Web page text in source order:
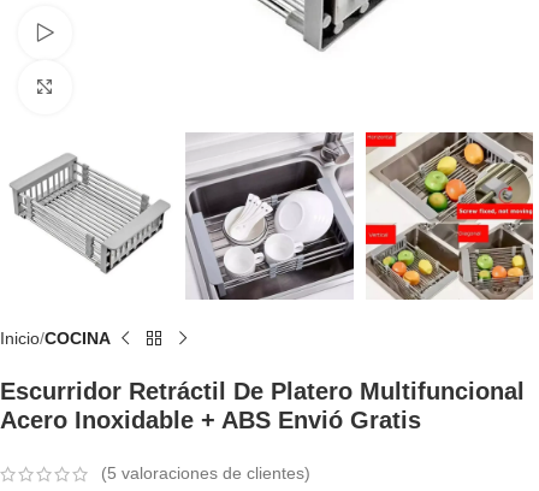
Inicio COCINA
Escurridor Retráctil De Platero Multifuncional
Acero Inoxidable + ABS Envió Gratis
(5 valoraciones de clientes)